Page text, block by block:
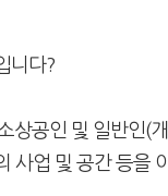
니다?
상공인 및 일반인(개
사업 및 공간 등을